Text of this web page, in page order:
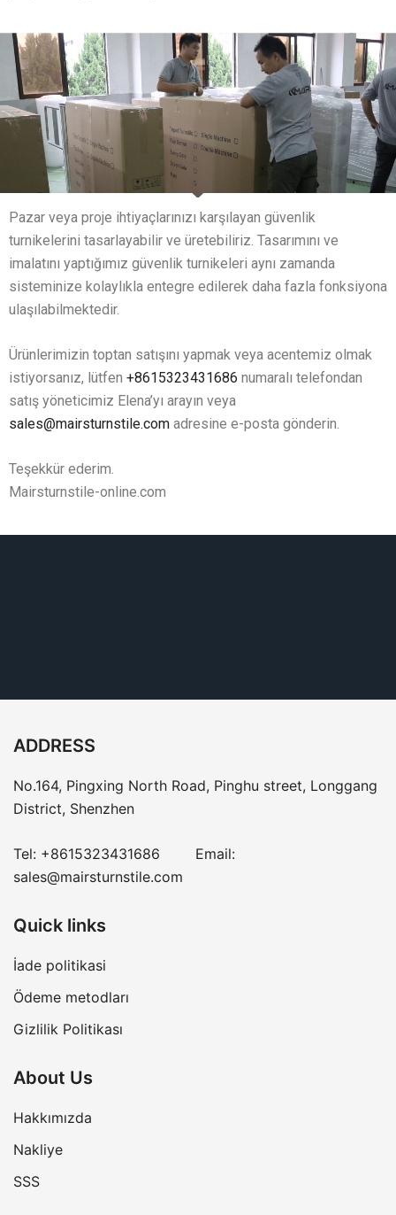
Pazar veya proje ihtiyaçlarınızı karşılayan güvenlik
turnikelerini tasarlayabilir ve üretebiliriz. Tasarımını ve
imalatını yaptığımız güvenlik turnikeleri aynı zamanda
sisteminize kolaylıkla entegre edilerek daha fazla fonksiyona
ulaşılabilmektedir.
Ürünlerimizin toptan satışını yapmak veya acentemiz olmak
istiyorsanız, lütfen +8615323431686 numaralı telefondan
satış yöneticimiz Elena’yı arayın veya
sales@mairsturnstile.com adresine e-posta gönderin.
Teşekkür ederim.
Mairsturnstile-online.com
ADDRESS
No.164, Pingxing North Road, Pinghu street, Longgang
District, Shenzhen
Tel: +8615323431686 Email:
sales@mairsturnstile.com
Quick links
İade politikasi
Ödeme metodları
Gizlilik Politikası
About Us
Hakkımızda
Nakliye
SSS